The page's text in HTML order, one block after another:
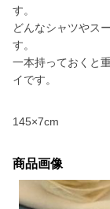
す。
どんなシャツやス
す。
一本持っておくと
イです。
145×7cm
商品画像